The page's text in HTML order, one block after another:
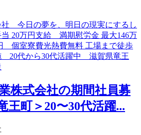
株式会社の期間社員募
王町＞20〜30代活躍...